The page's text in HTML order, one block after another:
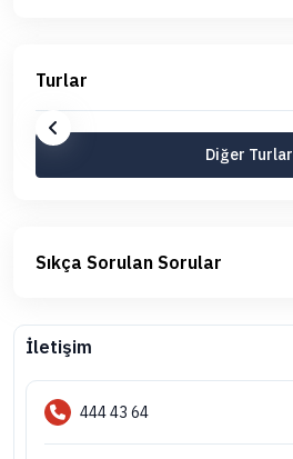
Turlar
Diğer Turlar
Sıkça Sorulan Sorular
İletişim
444 43 64